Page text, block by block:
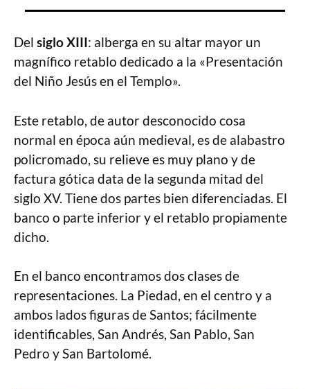
Del siglo XIII: alberga en su altar mayor un
magnífico retablo dedicado a la «Presentación
del Niño Jesús en el Templo».
Este retablo, de autor desconocido cosa
normal en época aún medieval, es de alabastro
policromado, su relieve es muy plano y de
factura gótica data de la segunda mitad del
siglo XV. Tiene dos partes bien diferenciadas. El
banco o parte inferior y el retablo propiamente
dicho.
En el banco encontramos dos clases de
representaciones. La Piedad, en el centro y a
ambos lados figuras de Santos; fácilmente
identificables, San Andrés, San Pablo, San
Pedro y San Bartolomé.